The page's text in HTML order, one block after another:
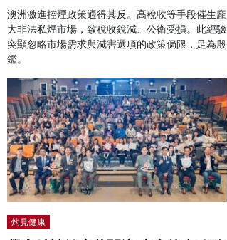
澳洲激進控煙政策適得其反。高稅收等手段催生龐
大非法私煙市場，致稅收銳減、公衛受損。此經驗
突顯忽略市場需求與減害選項的政策侷限，足為殷
鑑。
灼見健康